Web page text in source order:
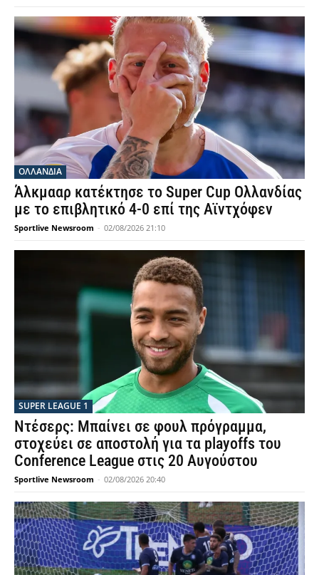
OΛΛΑΝΔΊΑ
Άλκμααρ κατέκτησε το Super Cup Ολλανδίας
με το επιβλητικό 4-0 επί της Αϊντχόφεν
Sportlive Newsroom - 02/08/2026 21:10
SUPER LEAGUE 1
Ντέσερς: Μπαίνει σε φουλ πρόγραμμα,
στοχεύει σε αποστολή για τα playoffs του
Conference League στις 20 Αυγούστου
Sportlive Newsroom - 02/08/2026 20:40